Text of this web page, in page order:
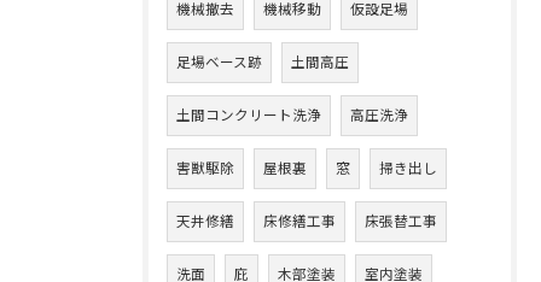
機械撤去 機械移動 仮設足場
足場ベース跡 土間高圧
土間コンクリート洗浄 高圧洗浄
害獣駆除 屋根裏 窓 掃き出し
天井修繕 床修繕工事 床張替工事
洗面 庇 木部塗装 室内塗装